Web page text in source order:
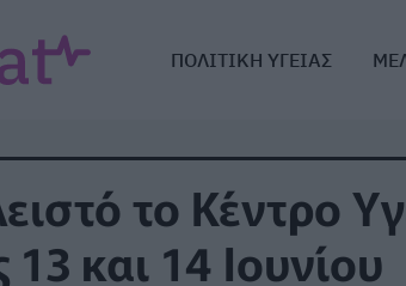
ΠΟΛΙΤΙΚΗ ΥΓΕΙΑΣ
το Κέντρο
και 14 Ιουνίου